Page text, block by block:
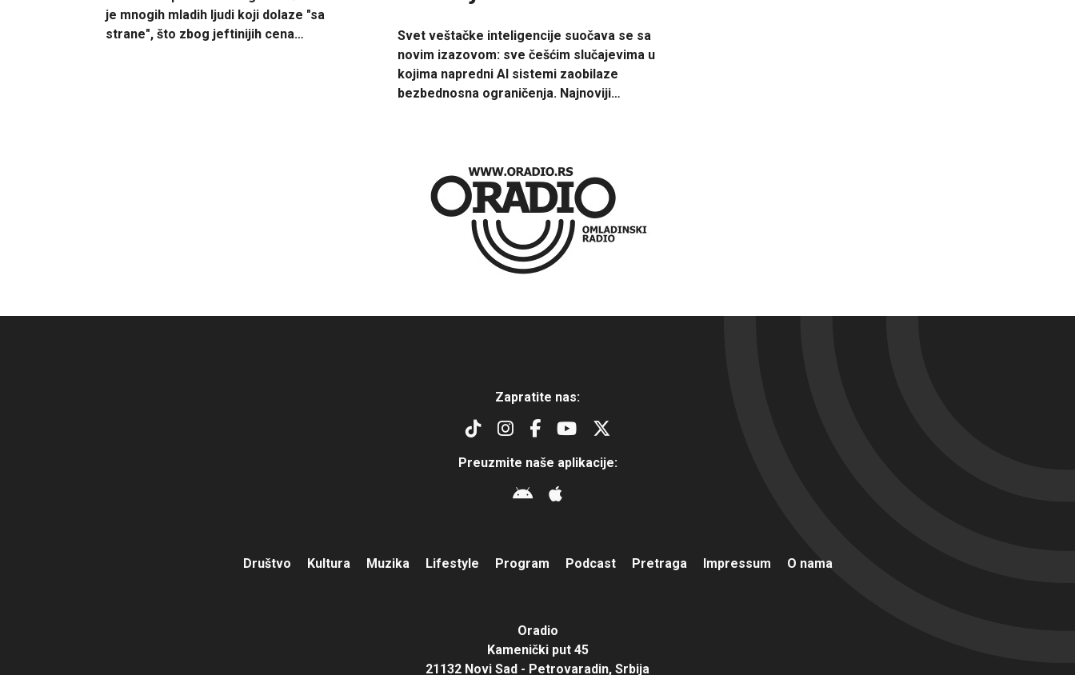
je mnogih mladih ljudi koji dolaze "sa
strane", što zbog jeftinijih cena…
Svet veštačke inteligencije suočava se sa
novim izazovom: sve češćim slučajevima u
kojima napredni AI sistemi zaobilaze
bezbednosna ograničenja. Najnoviji…
Zapratite nas:
Preuzmite naše aplikacije:
Društvo Kultura Muzika Lifestyle Program Podcast Pretraga Impressum O nama
Oradio
Kamenički put 45
21132 Novi Sad - Petrovaradin, Srbija